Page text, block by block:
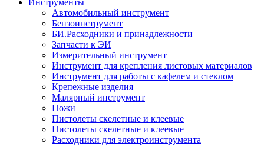
Инструменты
Автомобильный инструмент
Бензоинструмент
БИ.Расходники и принадлежности
Запчасти к ЭИ
Измерительный инструмент
Инструмент для крепления листовых материалов
Инструмент для работы с кафелем и стеклом
Крепежные изделия
Малярный инструмент
Ножи
Пистолеты скелетные и клеевые
Пистолеты скелетные и клеевые
Расходники для электроинструмента